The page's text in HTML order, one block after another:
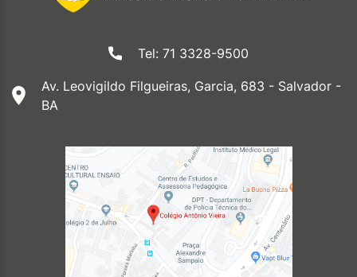
Tel: 71 3328-9500
Av. Leovigildo Filgueiras, Garcia, 683 - Salvador -
BA